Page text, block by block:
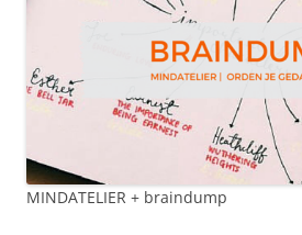
MINDATELIER + braindump